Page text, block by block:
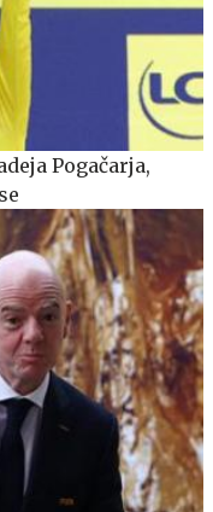
Pogačarja,